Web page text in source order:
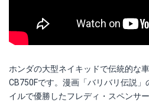
ホンダの大型ネイキッドで伝統的な
CB750Fです。漫画「バリバリ伝説
イルで優勝したフレディ・スペンサ